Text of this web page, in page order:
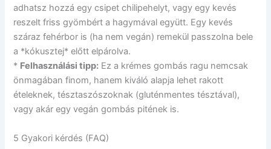
adhatsz hozzá egy csipet chilipehelyt, vagy egy kevés
reszelt friss gyömbért a hagymával együtt. Egy kevés
száraz fehérbor is (ha nem vegán) remekül passzolna bele
a *kókusztej* előtt elpárolva.
* Felhasználási tipp: Ez a krémes gombás ragu nemcsak
önmagában finom, hanem kiváló alapja lehet rakott
ételeknek, tésztaszószoknak (gluténmentes tésztával),
vagy akár egy vegán gombás pitének is.
5 Gyakori kérdés (FAQ)